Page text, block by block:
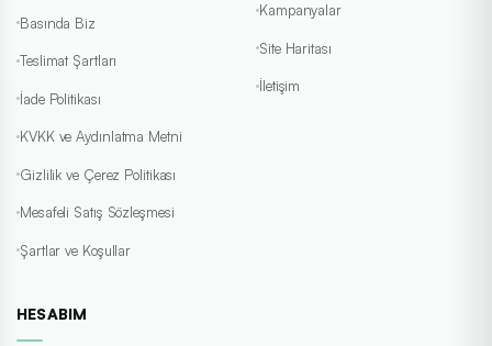
Basında Biz
Teslimat Şartları
İade Politikası
KVKK ve Aydınlatma Metni
Gizlilik ve Çerez Politikası
Mesafeli Satış Sözleşmesi
Şartlar ve Koşullar
Kampanyalar
Site Haritası
İletişim
HESABIM